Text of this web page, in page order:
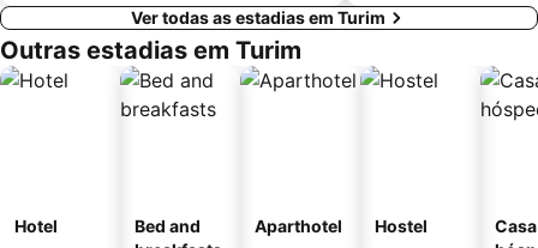
Ver todas as estadias em Turim
Outras estadias em Turim
Hotel
Bed and
Aparthotel Hostel